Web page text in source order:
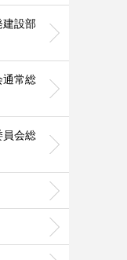
建設部
常総
員会総